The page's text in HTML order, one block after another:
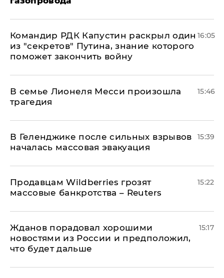
Командир РДК Капустин раскрыл один
из "секретов" Путина, знание которого
поможет закончить войну
16:05
В семье Лионеля Месси произошла
трагедия
15:46
В Геленджике после сильных взрывов
началась массовая эвакуация
15:39
Продавцам Wildberries грозят
массовые банкротства – Reuters
15:22
Жданов порадовал хорошими
новостями из России и предположил,
что будет дальше
15:17